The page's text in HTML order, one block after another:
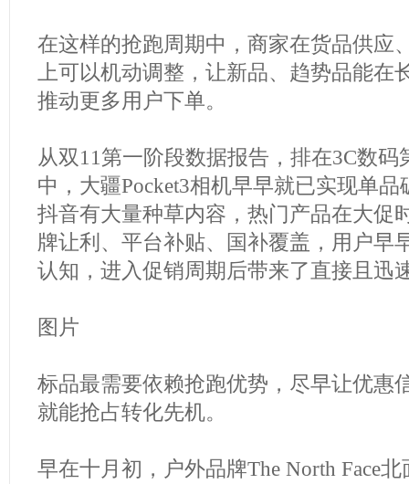
在这样的抢跑周期中，商家在货品供应
上可以机动调整，让新品、趋势品能在
推动更多用户下单。
从双11第一阶段数据报告，排在3C数
中，大疆Pocket3相机早早就已实现单品
抖音有大量种草内容，热门产品在大
牌让利、平台补贴、国补覆盖，用户早
认知，进入促销周期后带来了直接且迅
图片
标品最需要依赖抢跑优势，尽早让优惠
就能抢占转化先机。
早在十月初，户外品牌The North Face